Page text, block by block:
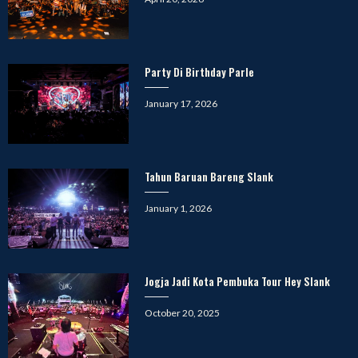
Party Di Birthday Parle
Posted
January 17, 2026
Tahun Baruan Bareng Slank
Posted
January 1, 2026
Jogja Jadi Kota Pembuka Tour Hey Slank
Posted
October 20, 2025